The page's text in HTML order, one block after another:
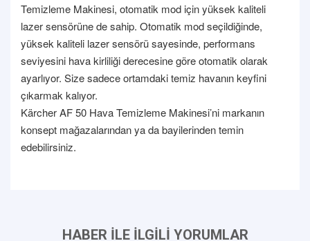
Temizleme Makinesi, otomatik mod için yüksek kaliteli
lazer sensörüne de sahip. Otomatik mod seçildiğinde,
yüksek kaliteli lazer sensörü sayesinde, performans
seviyesini hava kirliliği derecesine göre otomatik olarak
ayarlıyor. Size sadece ortamdaki temiz havanın keyfini
çıkarmak kalıyor.
Kärcher AF 50 Hava Temizleme Makinesi’ni markanın
konsept mağazalarından ya da bayilerinden temin
edebilirsiniz.
HABER İLE İLGİLİ YORUMLAR